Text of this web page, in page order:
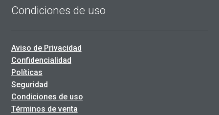
Condiciones de uso
Aviso de Privacidad
Confidencialidad
Políticas
Seguridad
Condiciones de uso
Términos de venta